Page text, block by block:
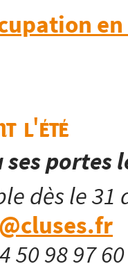
l'été
portes
dès le 31
50 98 97